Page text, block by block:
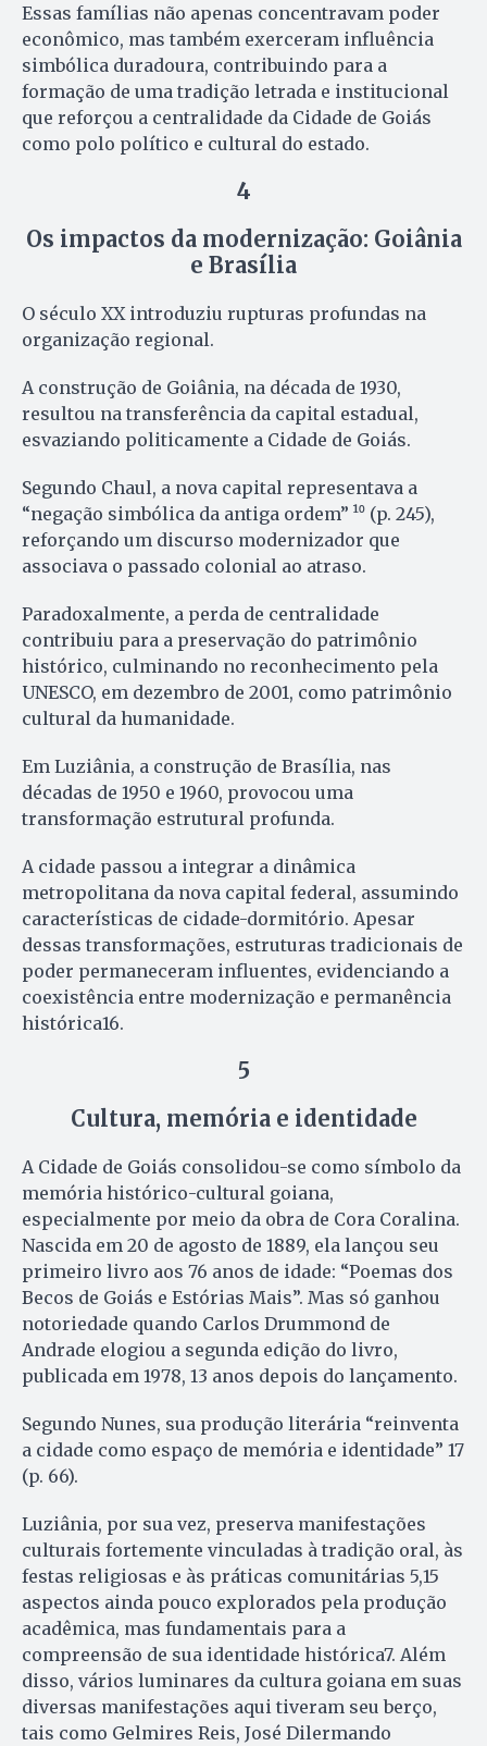
Essas famílias não apenas concentravam poder
econômico, mas também exerceram influência
simbólica duradoura, contribuindo para a
formação de uma tradição letrada e institucional
que reforçou a centralidade da Cidade de Goiás
como polo político e cultural do estado.
4
Os impactos da modernização: Goiânia
e Brasília
O século XX introduziu rupturas profundas na
organização regional.
A construção de Goiânia, na década de 1930,
resultou na transferência da capital estadual,
esvaziando politicamente a Cidade de Goiás.
Segundo Chaul, a nova capital representava a
“negação simbólica da antiga ordem” ¹⁰ (p. 245),
reforçando um discurso modernizador que
associava o passado colonial ao atraso.
Paradoxalmente, a perda de centralidade
contribuiu para a preservação do patrimônio
histórico, culminando no reconhecimento pela
UNESCO, em dezembro de 2001, como patrimônio
cultural da humanidade.
Em Luziânia, a construção de Brasília, nas
décadas de 1950 e 1960, provocou uma
transformação estrutural profunda.
A cidade passou a integrar a dinâmica
metropolitana da nova capital federal, assumindo
características de cidade-dormitório. Apesar
dessas transformações, estruturas tradicionais de
poder permaneceram influentes, evidenciando a
coexistência entre modernização e permanência
histórica16.
5
Cultura, memória e identidade
A Cidade de Goiás consolidou-se como símbolo da
memória histórico-cultural goiana,
especialmente por meio da obra de Cora Coralina.
Nascida em 20 de agosto de 1889, ela lançou seu
primeiro livro aos 76 anos de idade: “Poemas dos
Becos de Goiás e Estórias Mais”. Mas só ganhou
notoriedade quando Carlos Drummond de
Andrade elogiou a segunda edição do livro,
publicada em 1978, 13 anos depois do lançamento.
Segundo Nunes, sua produção literária “reinventa
a cidade como espaço de memória e identidade” 17
(p. 66).
Luziânia, por sua vez, preserva manifestações
culturais fortemente vinculadas à tradição oral, às
festas religiosas e às práticas comunitárias 5,15
aspectos ainda pouco explorados pela produção
acadêmica, mas fundamentais para a
compreensão de sua identidade histórica7. Além
disso, vários luminares da cultura goiana em suas
diversas manifestações aqui tiveram seu berço,
tais como Gelmires Reis, José Dilermando